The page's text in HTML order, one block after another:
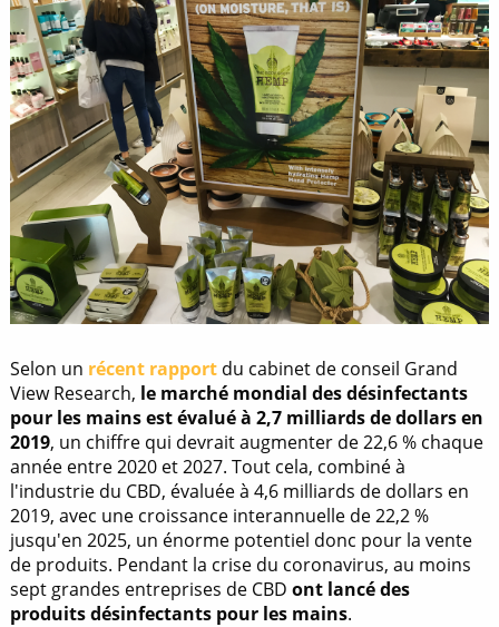
Selon un récent rapportdu cabinet de conseil Grand
View Research, le marché mondial des désinfectants
pour les mains est évalué à 2,7 milliards de dollars en
2019, un chiffre qui devrait augmenter de 22,6 % chaque
année entre 2020 et 2027. Tout cela, combiné à
l'industrie du CBD, évaluée à 4,6 milliards de dollars en
2019, avec une croissance interannuelle de 22,2 %
jusqu'en 2025, un énorme potentiel donc pour la vente
de produits. Pendant la crise du coronavirus, au moins
sept grandes entreprises de CBD ont lancé des
produits désinfectants pour les mains.